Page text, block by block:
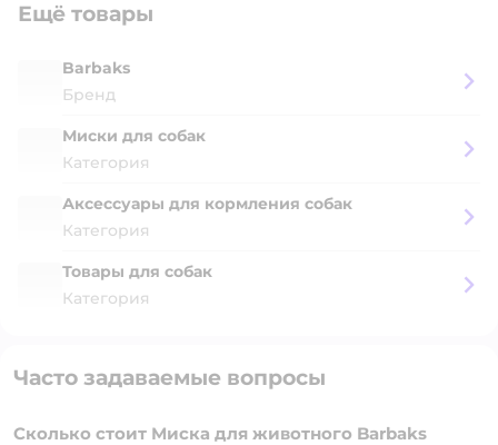
Ещё товары
Barbaks
Бренд
Миски для собак
Категория
Аксессуары для кормления собак
Категория
Товары для собак
Категория
Часто задаваемые вопросы
Сколько стоит Миска для животного Barbaks